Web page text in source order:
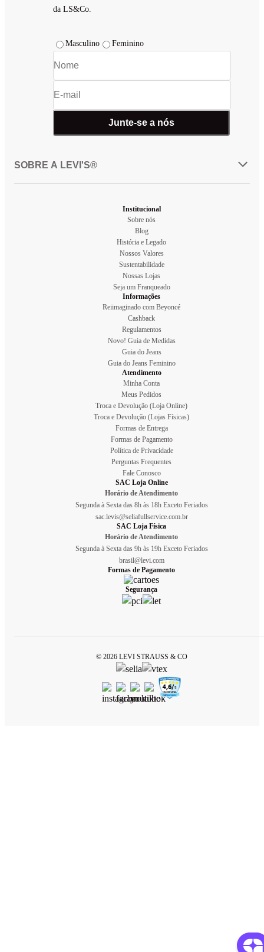
da LS&Co.
Masculino Feminino
Junte-se a nós
SOBRE A LEVI'S®
Institucional
Sobre nós
Blog
História e Legado
Nossos Valores
Sustentabilidade
Nossas Lojas
Seja um Franqueado
Informações
Reiimaginado com Beyoncé
Cashback
Regulamentos
Novo! Guia de Medidas
Guia do Jeans
Guia do Jeans Feminino
Atendimento
Minha Conta
Meus Pedidos
Troca e Devolução (Loja Online)
Troca e Devolução (Lojas Físicas)
Formas de Entrega
Formas de Pagamento
Política de Privacidade
Perguntas Frequentes
Fale Conosco
SAC Loja Online
Horário de Atendimento
Segunda à Sexta das 8h às 18h Exceto Feriados
sac.levis@seliafullservice.com.br
SAC Loja Física
Horário de Atendimento
Segunda à Sexta das 9h às 19h Exceto Feriados
brasil@levi.com
Formas de Pagamento
Segurança
© 2026 LEVI STRAUSS & CO